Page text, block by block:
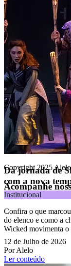
Da jornada de
com a nova
Institucional
Confira o que
do elenco e como a
Wicked movimenta
12 de Julho de 2026
Por Alelo
Ler conteúdo
Soluções
Alelo
Contrate agora
Alelo S.A.
CNPJ 04.740.876/
andares,
Naip Instituição
CNPJ 09.092.759/
Todos os direitos
Copyright 2025
Acompanhe